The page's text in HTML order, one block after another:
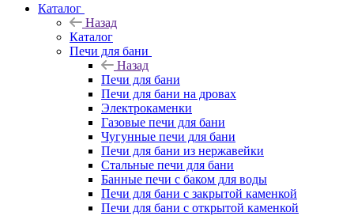
Каталог
Назад
Каталог
Печи для бани
Назад
Печи для бани
Печи для бани на дровах
Электрокаменки
Газовые печи для бани
Чугунные печи для бани
Печи для бани из нержавейки
Стальные печи для бани
Банные печи с баком для воды
Печи для бани с закрытой каменкой
Печи для бани с открытой каменкой